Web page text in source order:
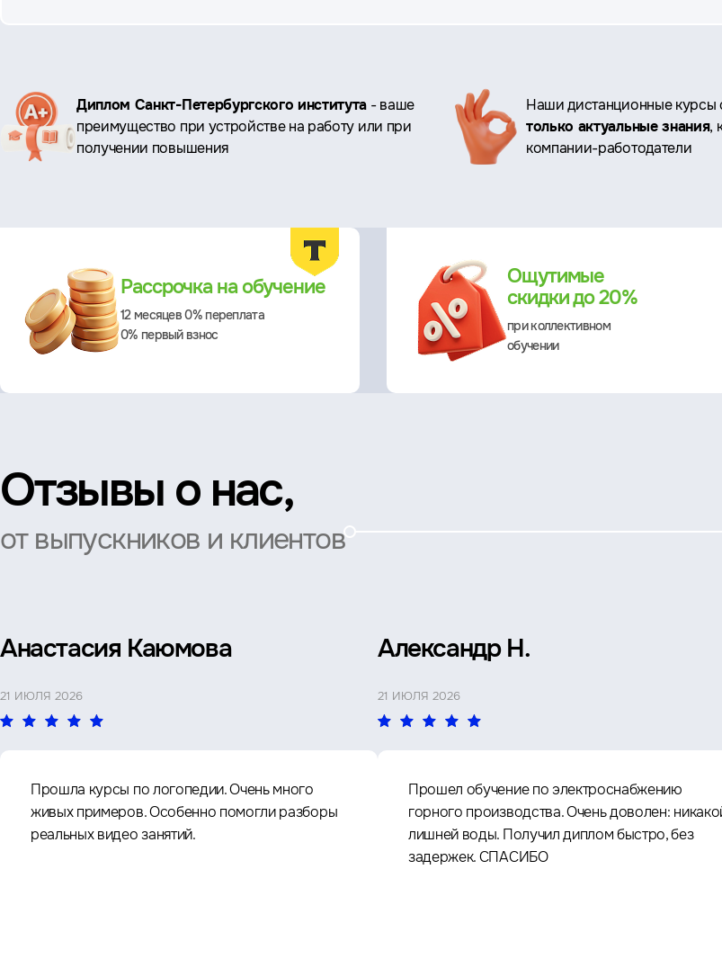
Ключевые
преимущества
Диплом Санкт-Петербургского института - ваше
преимущество при устройстве на работу или при
получении повышения
Наши дистанционные курсы
только актуальные знания,
компании-работодатели
Рассрочка на обучение
12 месяцев 0% переплата
0% первый взнос
Ощутимые
скидки до 20%
при коллективном
обучении
Отзывы о нас,
от выпускников и клиентов
Анастасия Каюмова
21 ИЮЛЯ 2026
Прошла курсы по логопедии. Очень много
живых примеров. Особенно помогли разборы
реальных видео занятий.
Александр Н.
21 ИЮЛЯ 2026
Прошел обучение по электроснабжению
горного производства. Очень доволен:
лишней воды. Получил диплом быстро, без
задержек. СПАСИБО